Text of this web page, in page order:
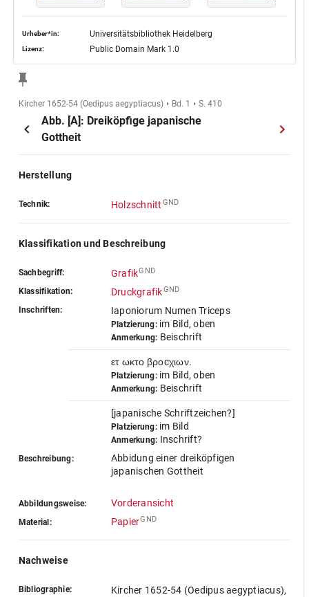
Urheber*in: Universitätsbibliothek Heidelberg
Lizenz: Public Domain Mark 1.0
Kircher 1652-54 (Oedipus aegyptiacus) Bd. 1 S. 410
Abb. [A]: Dreiköpfige japanische
Gottheit
Herstellung
Technik: Holzschnitt GND
Klassifikation und Beschreibung
Sachbegriff: GrafikGND
Klassifikation: DruckgrafikGND
Inschriften: Iaponiorum Numen Triceps
Platzierung:im Bild, oben
Anmerkung: Beischrift
ετ ωκτο βροcχιων.
Platzierung:im Bild, oben
Anmerkung: Beischrift
[japanische Schriftzeichen?]
Platzierung:im Bild
Anmerkung: Inschrift?
Beschreibung:
Abbidung einer dreiköpfigen
japanischen Gottheit
Abbildungsweise: Vorderansicht
Material: PapierGND
Nachweise
Bibliographie:
Kircher 1652-54 (Oedipus aegyptiacus),